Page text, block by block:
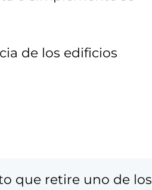
de los edificios
que retire uno de los